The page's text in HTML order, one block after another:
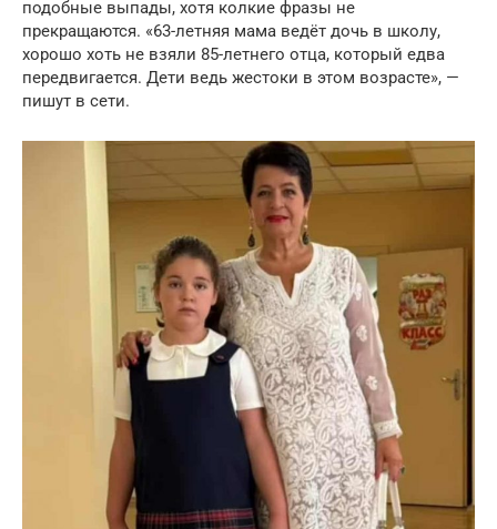
подобные выпады, хотя колкие фразы не
прекращаются. «63-летняя мама ведёт дочь в школу,
хорошо хоть не взяли 85-летнего отца, который едва
передвигается. Дети ведь жестоки в этом возрасте», —
пишут в сети.